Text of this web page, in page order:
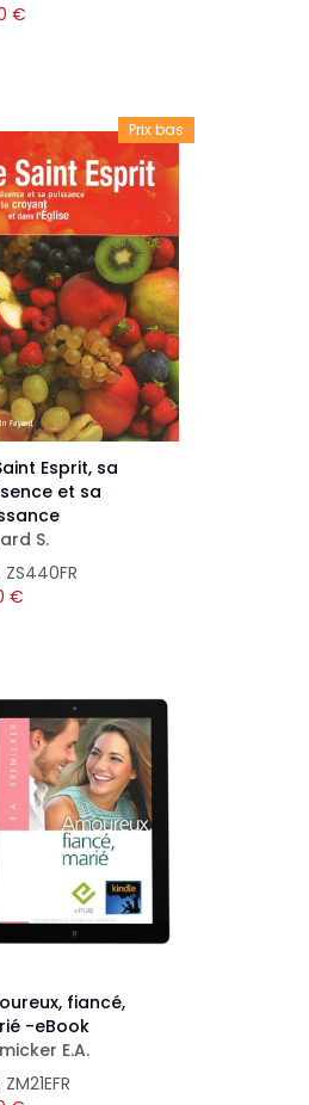
€
Prix bas
Esprit, sa
et sa
S.
ZS440FR
€
fiancé,
-eBook
E.A.
ZM21EFR